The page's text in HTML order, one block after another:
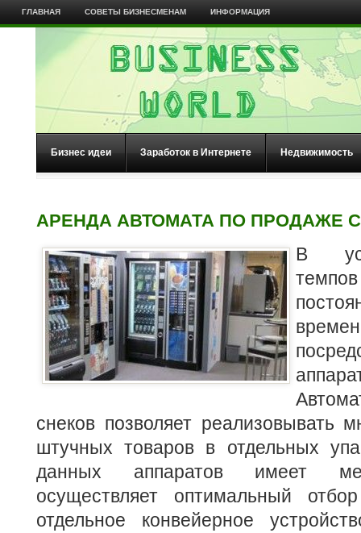
ГЛАВНАЯ СОВЕТЫ БИЗНЕСМЕНАМ ИНФОРМАЦИЯ
Бизнес идеи Заработок в Интернете Недвижимость
АРЕНДА АВТОМАТА ПО ПРОДАЖЕ
В
снеков позволяет реализовывать
штучных товаров в отдельных
данных аппаратов имеет
осуществляет оптимальный
отдельное конвейерное